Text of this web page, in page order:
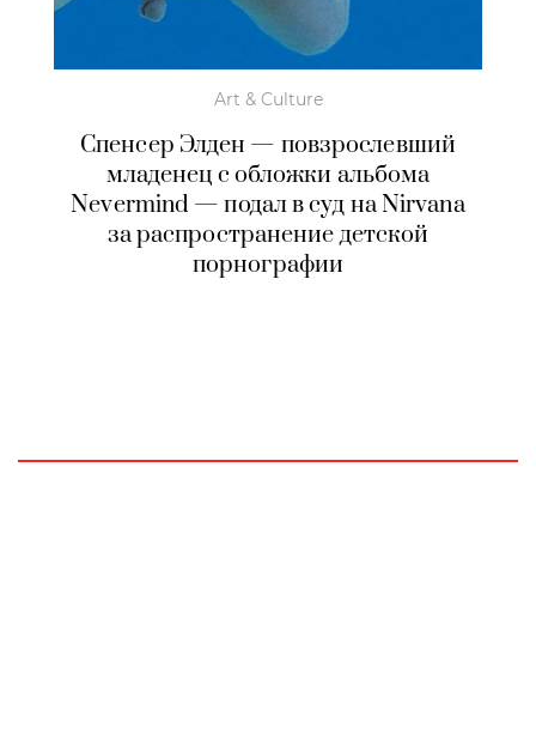
Art & Culture
Спенсер Элден — повзрослевший
младенец с обложки альбома
Nevermind — подал в суд на Nirvana
за распространение детской
порнографии